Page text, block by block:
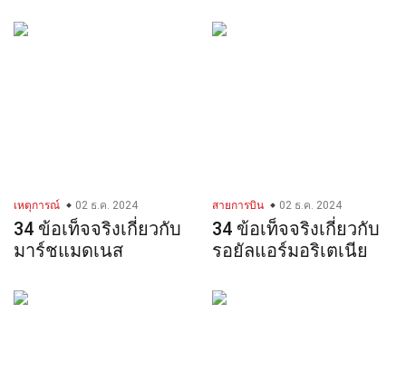
เหตุการณ์ 02 ธ.ค. 2024
34 ข้อเท็จจริงเกี่ยวกับ
มาร์ชแมดเนส
สายการบิน 02 ธ.ค. 2024
34 ข้อเท็จจริงเกี่ยวกับ
รอยัลแอร์มอริเตเนีย